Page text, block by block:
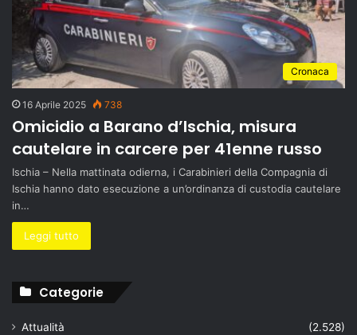
Cronaca
16 Aprile 2025 738
Omicidio a Barano d’Ischia, misura
cautelare in carcere per 41enne russo
Ischia – Nella mattinata odierna, i Carabinieri della Compagnia di
Ischia hanno dato esecuzione a un’ordinanza di custodia cautelare
in…
Leggi tutto
Categorie
Attualità
(2.528)